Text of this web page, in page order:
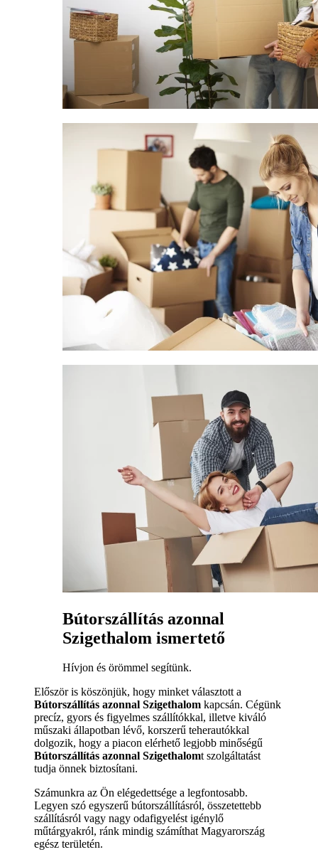
Bútorszállítás azonnal
Szigethalom ismertető
Hívjon és örömmel segítünk.
Először is köszönjük, hogy minket választott a
Bútorszállítás azonnal Szigethalom kapcsán. Cégünk
precíz, gyors és figyelmes szállítókkal, illetve kiváló
műszaki állapotban lévő, korszerű teherautókkal
dolgozik, hogy a piacon elérhető legjobb minőségű
Bútorszállítás azonnal Szigethalomt szolgáltatást
tudja önnek biztosítani.
Számunkra az Ön elégedettsége a legfontosabb.
Legyen szó egyszerű bútorszállításról, összetettebb
szállításról vagy nagy odafigyelést igénylő
műtárgyakról, ránk mindig számíthat Magyarország
egész területén.